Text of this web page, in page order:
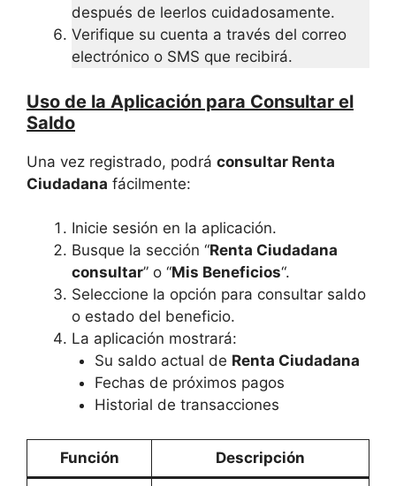
después de leerlos cuidadosamente.
Verifique su cuenta a través del correo
electrónico o SMS que recibirá.
Uso de la Aplicación para Consultar el
Saldo
Una vez registrado, podrá consultar Renta
Ciudadana fácilmente:
Inicie sesión en la aplicación.
Busque la sección “Renta Ciudadana
consultar” o “Mis Beneficios“.
Seleccione la opción para consultar saldo
o estado del beneficio.
La aplicación mostrará:
Su saldo actual de Renta Ciudadana
Fechas de próximos pagos
Historial de transacciones
Función Descripción